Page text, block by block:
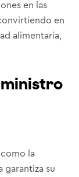
en las
en
alimentaria,
la
garantiza su